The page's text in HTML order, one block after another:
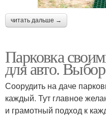
читать дальше →
Парковка
для авто.
Соорудить на даче
каждый. Тут главное
и грамотный подход к